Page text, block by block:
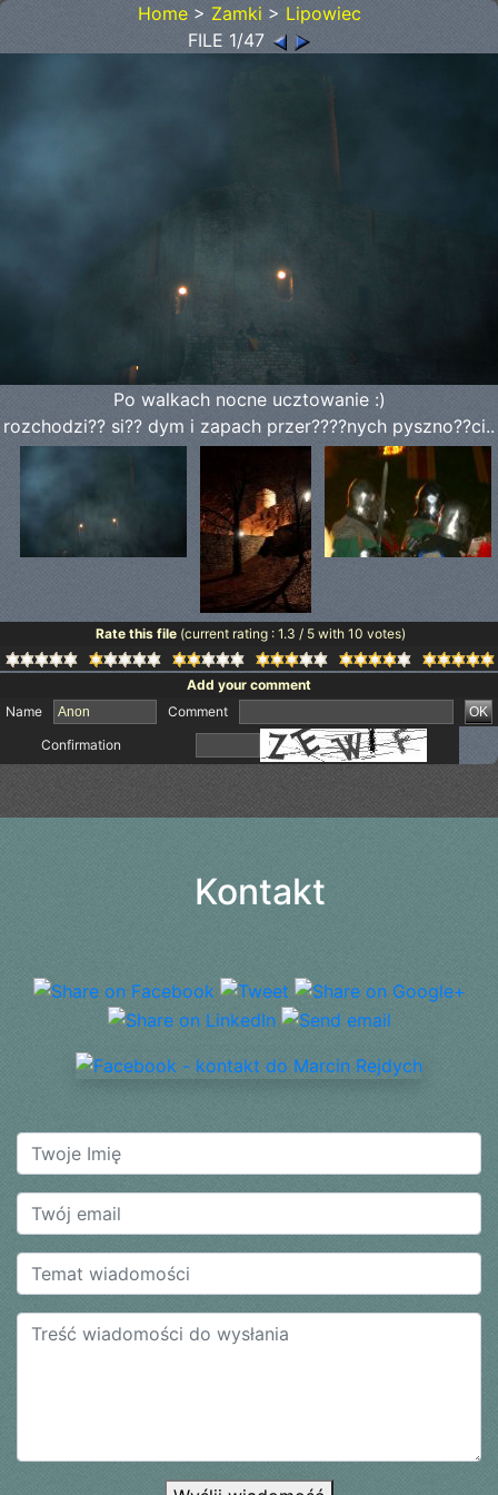
Home> Zamki > Lipowiec
FILE 1/47
Po walkach nocne ucztowanie :)
rozchodzi?? si?? dym i zapach przer????nych pyszno??ci..
Rate this file (current rating : 1.3 / 5 with 10 votes)
Add your comment
Name
Comment
Confirmation
Kontakt